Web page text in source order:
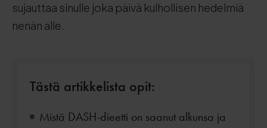
sujauttaa sinulle joka päivä kulhollisen hedelmiä
nenän alle.
Tästä artikkelista opit:
Mistä DASH-dieetti on saanut alkunsa ja